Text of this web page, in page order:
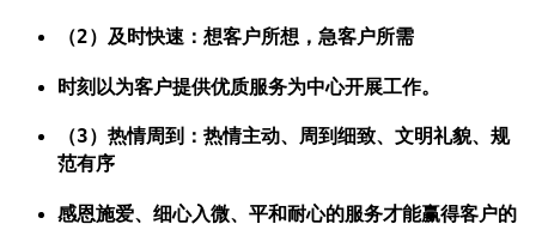
（2）及时快速：想客户所想，急客户所需
时刻以为客户提供优质服务为中心开展工作。
（3）热情周到：热情主动、周到细致、文明礼貌、规
范有序
感恩施爱、细心入微、平和耐心的服务才能赢得客户的